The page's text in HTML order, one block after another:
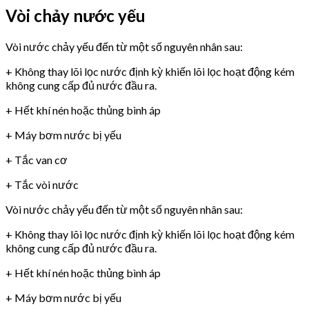
Vòi chảy nước yếu
Vòi nước chảy yếu đến từ một số nguyên nhân sau:
+ Không thay lõi lọc nước định kỳ khiến lõi lọc hoạt động kém
không cung cấp đủ nước đầu ra.
+ Hết khí nén hoặc thủng bình áp
+ Máy bơm nước bị yếu
+ Tắc van cơ
+ Tắc vòi nước
Vòi nước chảy yếu đến từ một số nguyên nhân sau:
+ Không thay lõi lọc nước định kỳ khiến lõi lọc hoạt động kém
không cung cấp đủ nước đầu ra.
+ Hết khí nén hoặc thủng bình áp
+ Máy bơm nước bị yếu